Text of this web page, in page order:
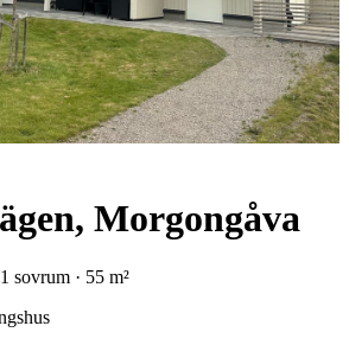
Morgongåva
sovrum · 55 m²